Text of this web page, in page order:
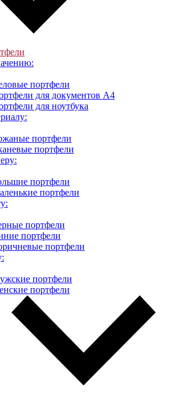
портфели
для документов A4
для ноутбука
портфели
портфели
портфели
портфели
портфели
портфели
портфели
портфели
портфели